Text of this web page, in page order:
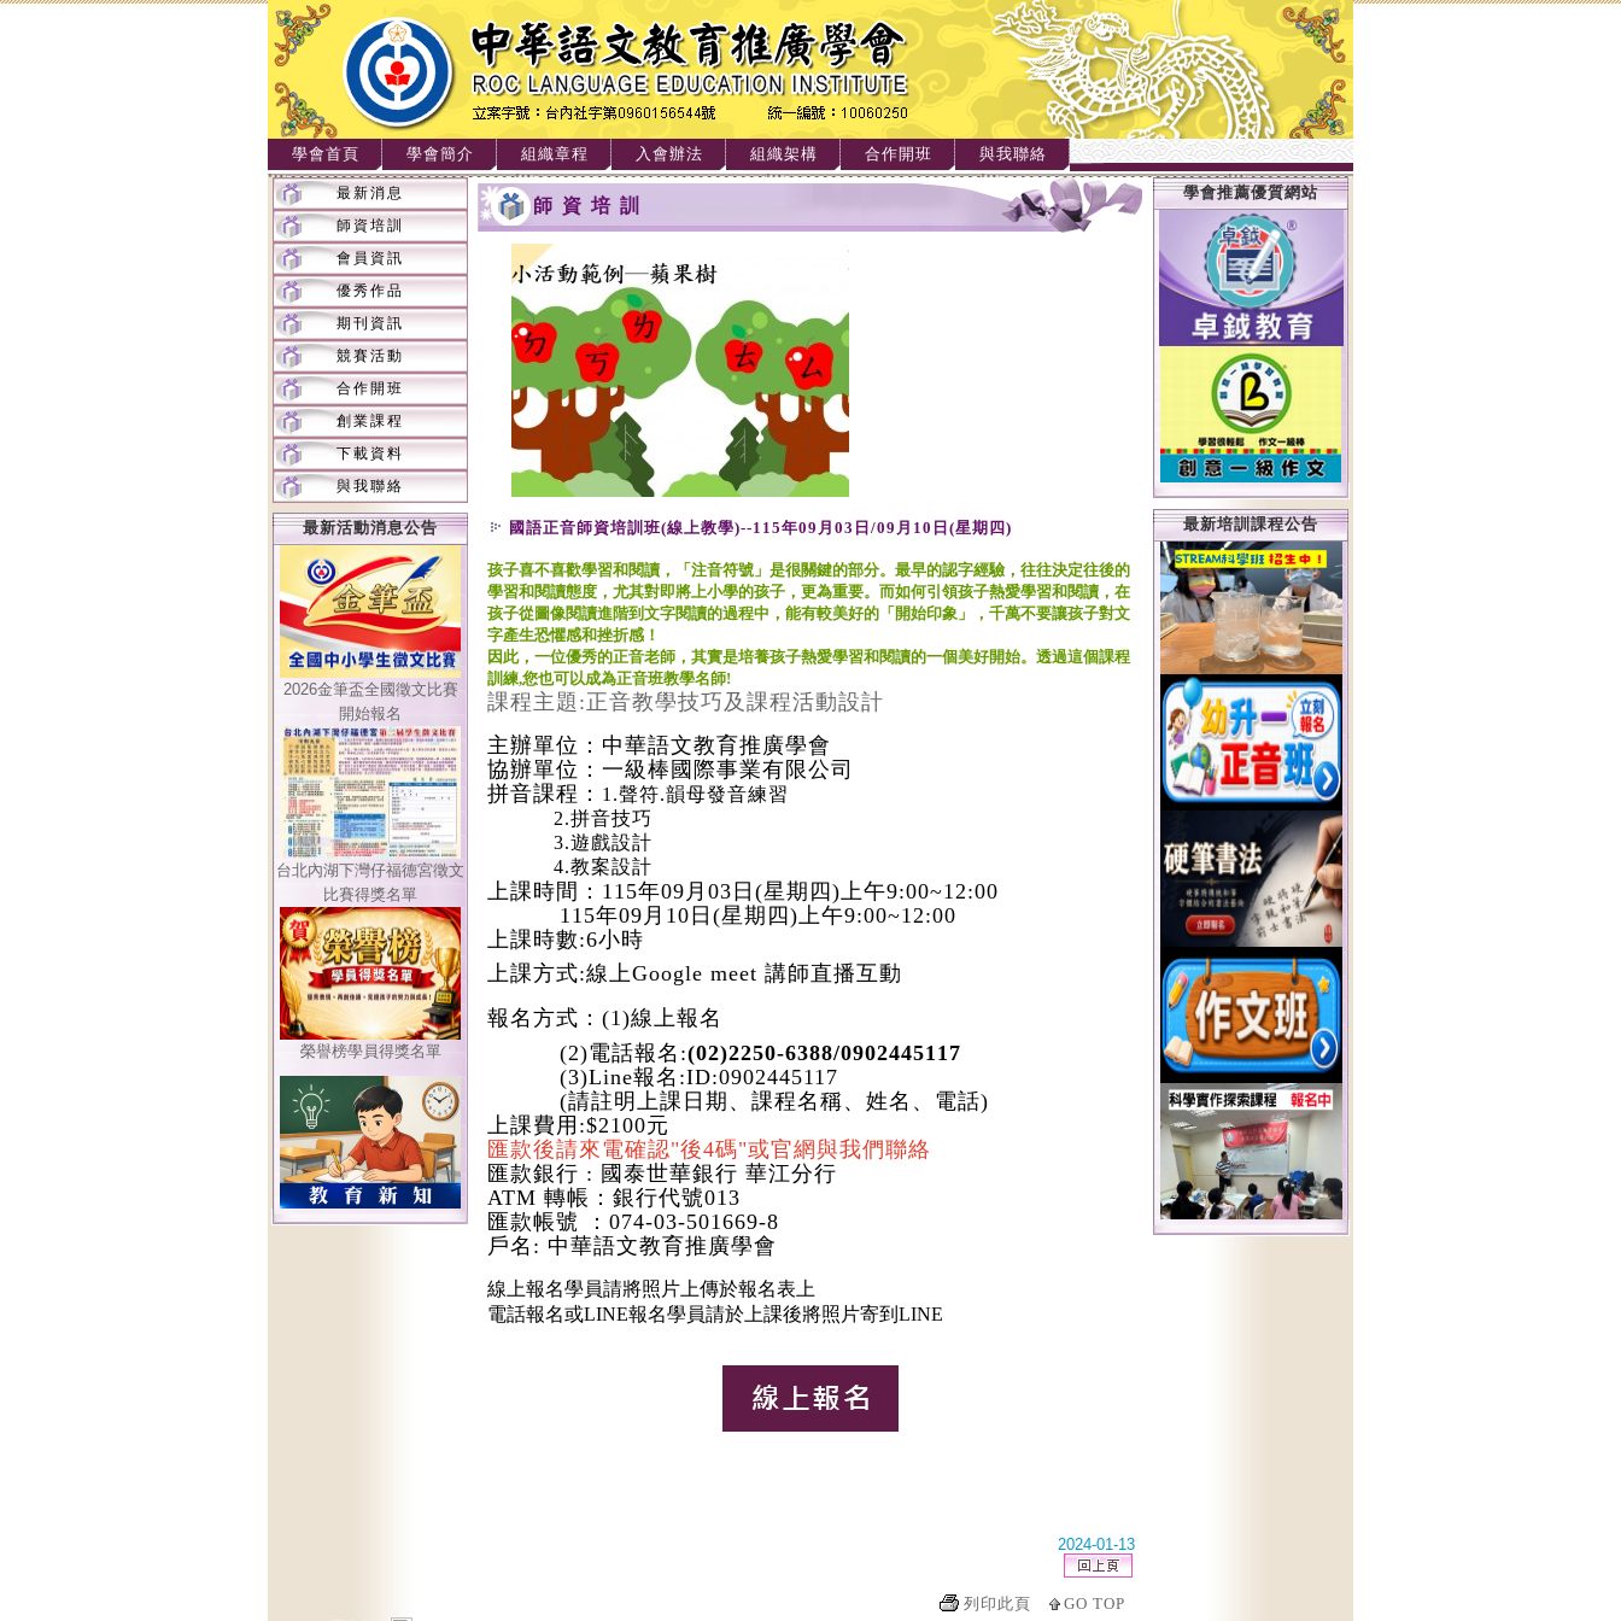
學會首頁 學會簡介 組織章程 入會辦法 組織架構 合作開班 與我聯絡
最新消息
師資培訓
會員資訊
優秀作品
期刊資訊
競賽活動
合作開班
創業課程
下載資料
與我聯絡
最新活動消息公告
2026金筆盃全國徵文比賽
開始報名
台北內湖下灣仔福德宮徵文
比賽得獎名單
榮譽榜學員得獎名單
師資培訓
國語正音師資培訓班(線上教學)--115年09月03日/09月10日(星期四)
孩子喜不喜歡學習和閱讀，「注音符號」是很關鍵的部分。最早的認字經驗，往往決定往後的
學習和閱讀態度，尤其對即將上小學的孩子，更為重要。而如何引領孩子熱愛學習和閱讀，在
孩子從圖像閱讀進階到文字閱讀的過程中，能有較美好的「開始印象」，千萬不要讓孩子對文
字產生恐懼感和挫折感！
因此，一位優秀的正音老師，其實是培養孩子熱愛學習和閱讀的一個美好開始。透過這個課程
訓練,您也可以成為正音班教學名師!
課程主題:正音教學技巧及課程活動設計
主辦單位：中華語文教育推廣學會
協辦單位：一級棒國際事業有限公司
拼音課程： 1.聲符.韻母發音練習
2.拼音技巧
3.遊戲設計
4.教案設計
上課時間：115年09月03日(星期四)上午9:00~12:00
115年09月10日(星期四)上午9:00~12:00
上課時數:6小時
上課方式:線上Google meet 講師直播互動
報名方式： (1)線上報名
(2)電話報名 :(02)2250-6388/0902445117
(3)Line報名 :ID:0902445117
(請註明上課日期、課程名稱、姓名、電話)
上課費用:$2100元
匯款後請來電確認"後4碼"或官網與我們聯絡
匯款銀行 : 國泰世華銀行 華江分行
ATM 轉帳：銀行代號013
匯款帳號 ：074-03-501669-8
戶名: 中華語文教育推廣學會
線上報名學員請將照片上傳於報名表上
電話報名或LINE報名學員請於上課後將照片寄到LINE
2024-01-13
列印此頁 GO TOP
學會推薦優質網站
最新培訓課程公告